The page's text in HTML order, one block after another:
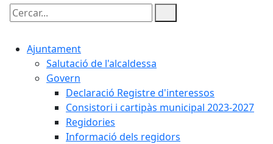
Cercar:
Ajuntament
Salutació de l'alcaldessa
Govern
Declaració Registre d'interessos
Consistori i cartipàs municipal 2023-2027
Regidories
Informació dels regidors